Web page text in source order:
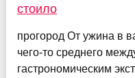
стоило
прогород От ужина в
чего-то среднего
гастрономическим